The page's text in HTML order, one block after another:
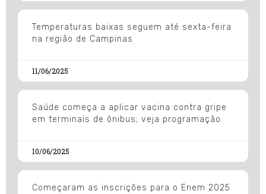
Temperaturas baixas seguem até sexta-feira
na região de Campinas
11/06/2025
Saúde começa a aplicar vacina contra gripe
em terminais de ônibus; veja programação
10/06/2025
Começaram as inscrições para o Enem 2025